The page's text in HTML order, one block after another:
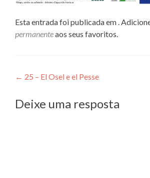
Esta entrada foi publicada em .
permanenteaos seus favoritos.
Navegação
de
Post
← 25 – El Osel e el Pesse
Deixe uma resposta